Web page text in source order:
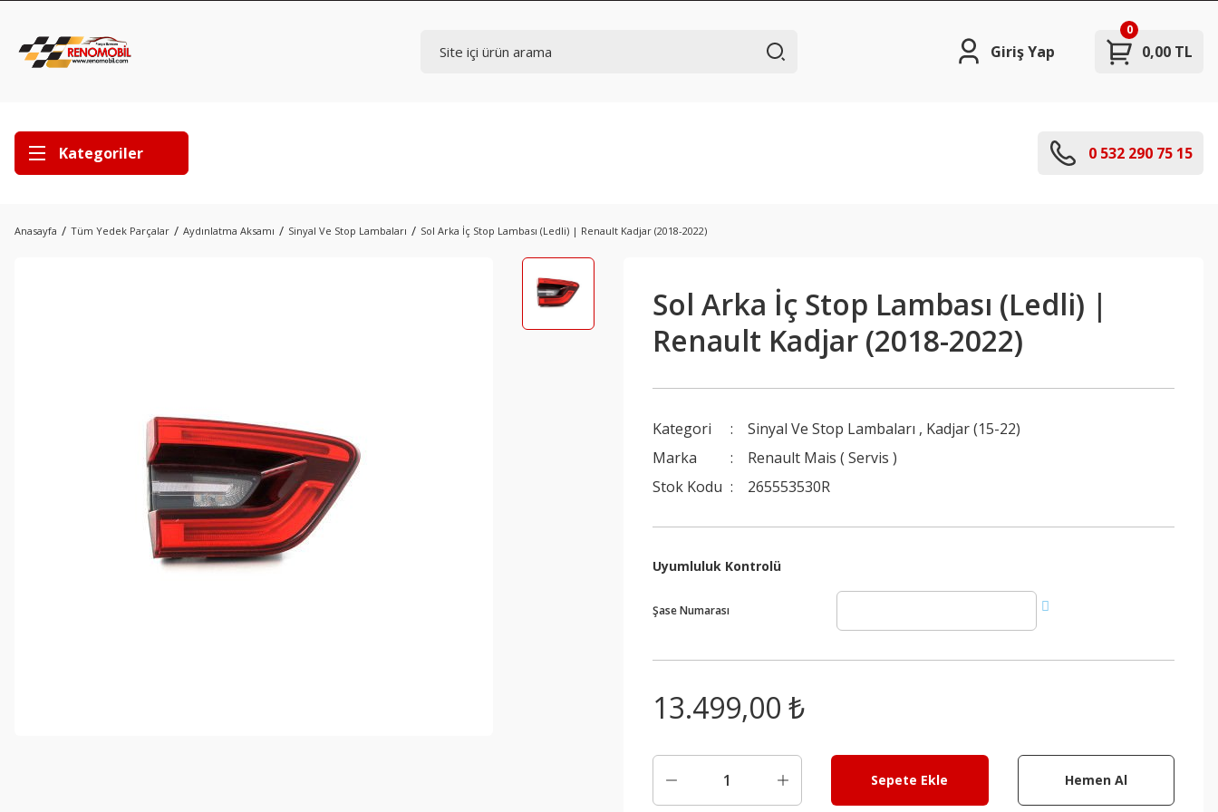
Giriş Yap 0,00 TL
0
Kategoriler 0 532 290 75 15
Anasayfa Tüm Yedek Parçalar Aydınlatma Aksamı Sinyal Ve Stop Lambaları Sol Arka İç Stop Lambası (Ledli) | Renault Kadjar (2018-2022)
Sol Arka İç Stop Lambası (Ledli) |
Renault Kadjar (2018-2022)
Kategori Sinyal Ve Stop Lambaları , Kadjar (15-22)
Marka
Renault Mais ( Servis )
Stok Kodu
265553530R
Uyumluluk Kontrolü
Şase Numarası
13.499,00 ₺
Sepete Ekle Hemen Al